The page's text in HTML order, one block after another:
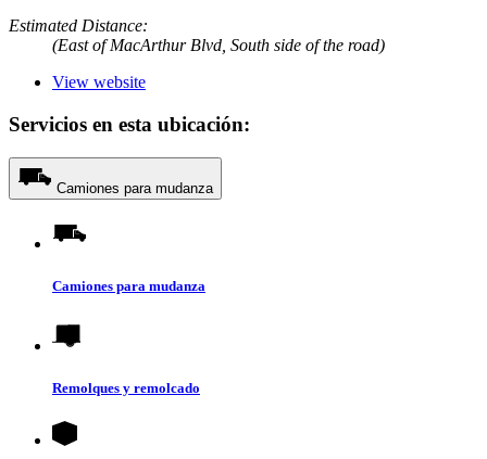
Estimated Distance:
(East of MacArthur Blvd, South side of the road)
View website
Servicios en esta ubicación:
Camiones para mudanza
Camiones para mudanza
Remolques y remolcado